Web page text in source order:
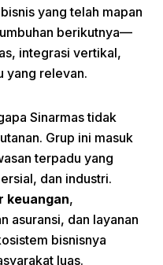
yang telah mapan
berikutnya—
integrasi vertikal,
yang relevan.
Sinarmas tidak
Grup ini masuk
terpadu yang
dan industri.
keuangan,
asuransi, dan layanan
bisnisnya
luas.